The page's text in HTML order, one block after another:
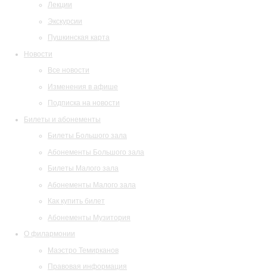
Лекции
Экскурсии
Пушкинская карта
Новости
Все новости
Изменения в афише
Подписка на новости
Билеты и абонементы
Билеты Большого зала
Абонементы Большого зала
Билеты Малого зала
Абонементы Малого зала
Как купить билет
Абонементы Музитория
О филармонии
Маэстро Темирканов
Правовая информация